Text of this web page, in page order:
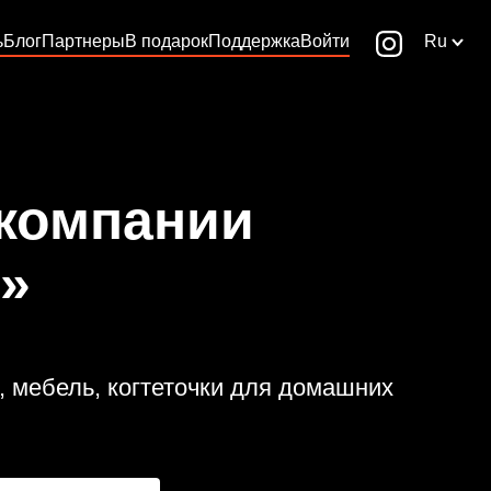
БлогПартнерыВ подарокПоддержкаВойти Ru
когтеточки для домашних